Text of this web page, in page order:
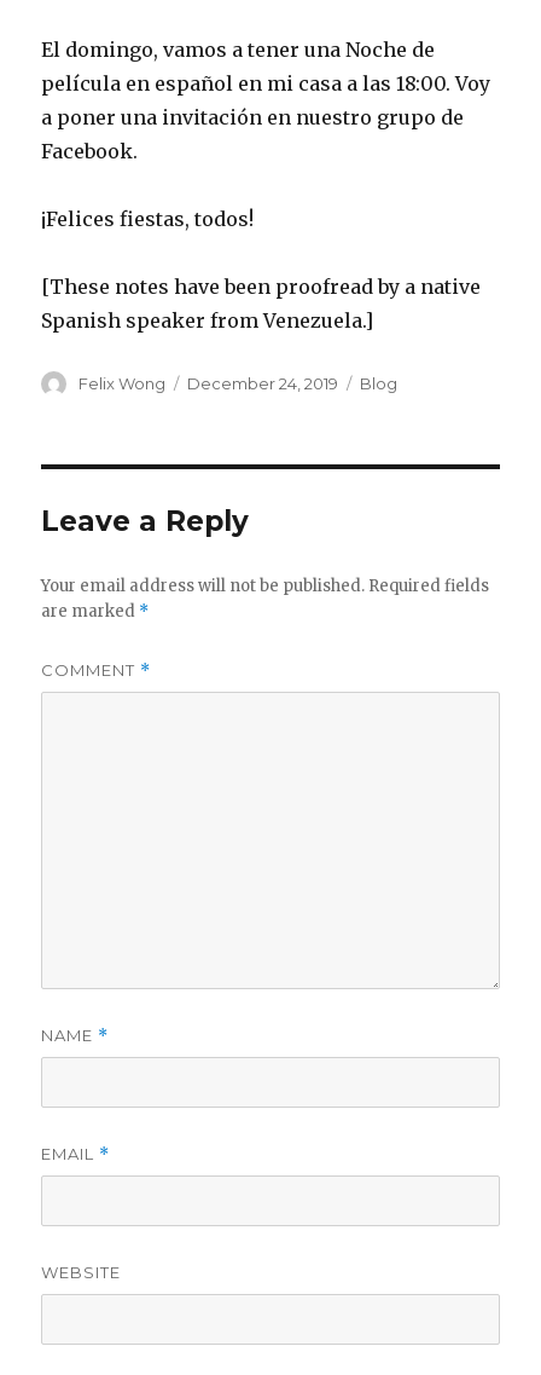
El domingo, vamos a tener una Noche de
película en español en mi casa a las 18:00. Voy
a poner una invitación en nuestro grupo de
Facebook.
¡Felices fiestas, todos!
[These notes have been proofread by a native
Spanish speaker from Venezuela.]
Author
Felix Wong
Posted
December 24, 2019 Categories
Blog
Leave a Reply
Your email address will not be published. Required fields
are marked *
COMMENT *
NAME *
EMAIL *
WEBSITE